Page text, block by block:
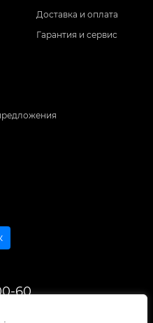
Доставка и оплата
Гарантия и сервис
60